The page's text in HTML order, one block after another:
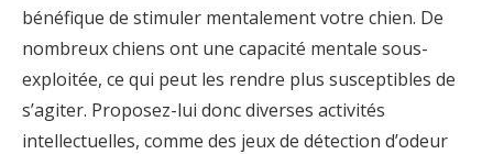
bénéfique de stimuler mentalement votre chien. De
nombreux chiens ont une capacité mentale sous-
exploitée, ce qui peut les rendre plus susceptibles de
s’agiter. Proposez-lui donc diverses activités
intellectuelles, comme des jeux de détection d’odeur